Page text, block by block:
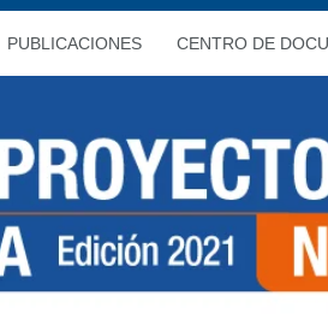
PUBLICACIONES CENTRO DE